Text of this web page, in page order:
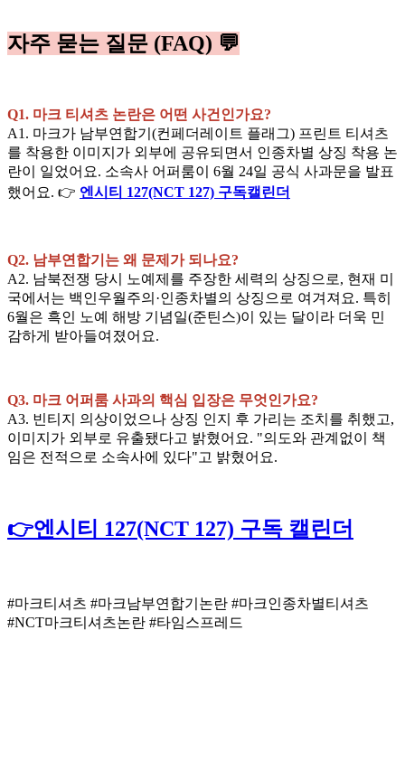
자주 묻는 질문 (FAQ) 💬
Q1. 마크 티셔츠 논란은 어떤 사건인가요?
A1. 마크가 남부연합기(컨페더레이트 플래그) 프린트 티셔츠
를 착용한 이미지가 외부에 공유되면서 인종차별 상징 착용 논
란이 일었어요. 소속사 어퍼룸이 6월 24일 공식 사과문을 발표
했어요. 👉 엔시티 127(NCT 127) 구독캘린더
Q2. 남부연합기는 왜 문제가 되나요?
A2. 남북전쟁 당시 노예제를 주장한 세력의 상징으로, 현재 미
국에서는 백인우월주의·인종차별의 상징으로 여겨져요. 특히
6월은 흑인 노예 해방 기념일(준틴스)이 있는 달이라 더욱 민
감하게 받아들여졌어요.
Q3. 마크 어퍼룸 사과의 핵심 입장은 무엇인가요?
A3. 빈티지 의상이었으나 상징 인지 후 가리는 조치를 취했고,
이미지가 외부로 유출됐다고 밝혔어요. "의도와 관계없이 책
임은 전적으로 소속사에 있다"고 밝혔어요.
👉엔시티 127(NCT 127) 구독 캘린더
#마크티셔츠 #마크남부연합기논란 #마크인종차별티셔츠
#NCT마크티셔츠논란 #타임스프레드